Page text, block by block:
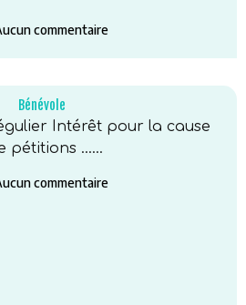
commentaire
Bénévole
Intérêt pour la cause
pétitions …...
commentaire